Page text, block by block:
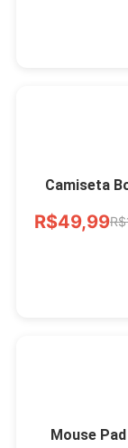
Camiseta
R$49,99
Mouse